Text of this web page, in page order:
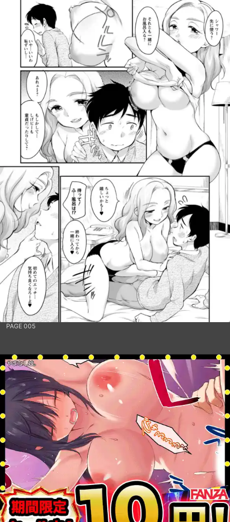
PAGE 005